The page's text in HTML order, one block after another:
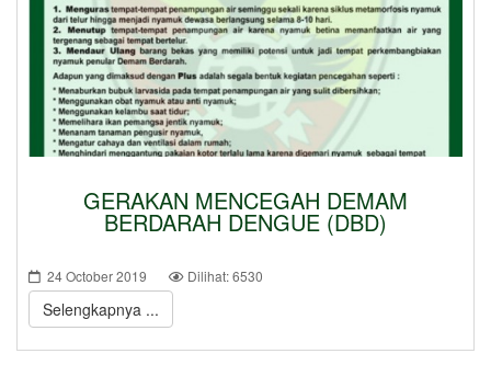
GERAKAN MENCEGAH DEMAM
BERDARAH DENGUE (DBD)
24 October 2019 Dilihat: 6530
Selengkapnya ...